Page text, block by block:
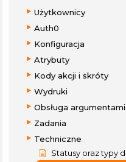
Użytkownicy
Auth0
Konfiguracja
Atrybuty
Kody akcji i skróty
Wydruki
Obsługa argumentami
Zadania
Techniczne
Statusy oraz typy